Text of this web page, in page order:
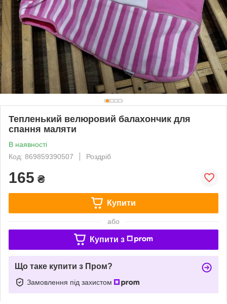
Тепленький велюровий балахончик для
спання маляти
В наявності
Код: 869859390507
Роздріб
165 ₴
Купити
або
Купити з
Що таке купити з Пром?
Замовлення під захистом